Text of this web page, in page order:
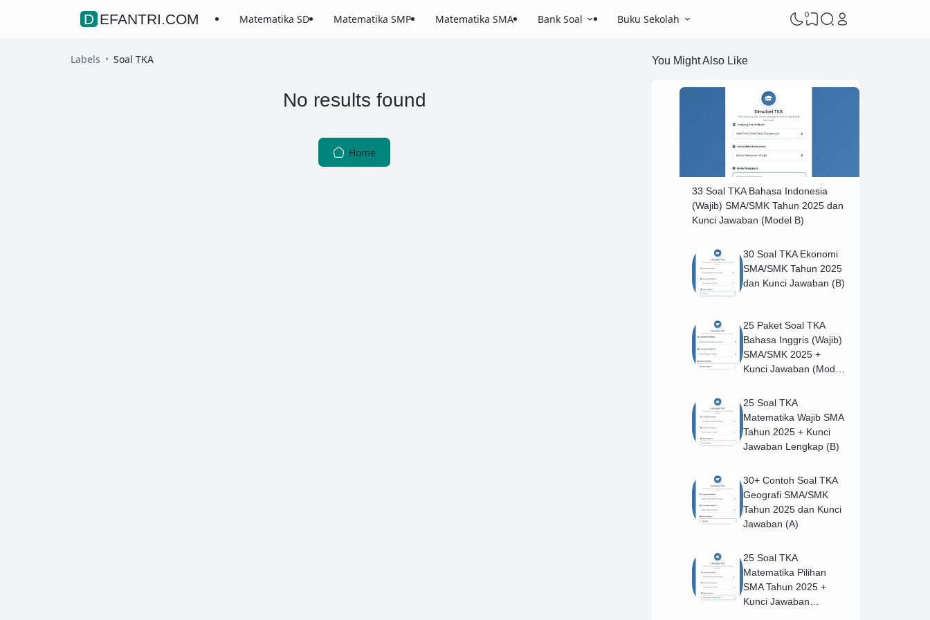
DEFANTRI.COM Matematika SD Matematika SMP Matematika SMA Bank Soal Buku Sekolah 0
Labels Soal TKA
No results found
Home
You Might Also Like
33 Soal TKA Bahasa Indonesia
(Wajib) SMA/SMK Tahun 2025 dan
Kunci Jawaban (Model B)
30 Soal TKA Ekonomi
SMA/SMK Tahun 2025
dan Kunci Jawaban (B)
25 Paket Soal TKA
Bahasa Inggris (Wajib)
SMA/SMK 2025 +
Kunci Jawaban (Model
25 Soal TKA
Matematika Wajib SMA
Tahun 2025 + Kunci
Jawaban Lengkap (B)
30+ Contoh Soal TKA
Geografi SMA/SMK
Tahun 2025 dan Kunci
Jawaban (A)
25 Soal TKA
Matematika Pilihan
SMA Tahun 2025 +
Kunci Jawaban